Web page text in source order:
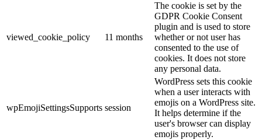
viewed_cookie_policy 11 months
The cookie is set by the
GDPR Cookie Consent
plugin and is used to store
whether or not user has
consented to the use of
cookies. It does not store
any personal data.
wpEmojiSettingsSupports session
WordPress sets this cookie
when a user interacts with
emojis on a WordPress site.
It helps determine if the
user's browser can display
emojis properly.